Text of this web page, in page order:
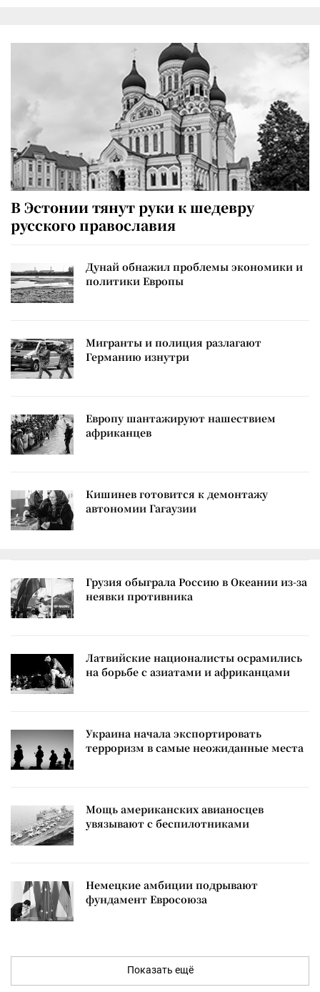
В Эстонии тянут руки к шедевру
русского православия
Дунай обнажил проблемы экономики и
политики Европы
Мигранты и полиция разлагают
Германию изнутри
Европу шантажируют нашествием
африканцев
Кишинев готовится к демонтажу
автономии Гагаузии
Грузия обыграла Россию в Океании из-за
неявки противника
Латвийские националисты осрамились
на борьбе с азиатами и африканцами
Украина начала экспортировать
терроризм в самые неожиданные места
Мощь американских авианосцев
увязывают с беспилотниками
Немецкие амбиции подрывают
фундамент Евросоюза
Показать ещё